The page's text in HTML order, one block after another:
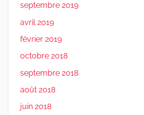
septembre 2019
avril 2019
février 2019
octobre 2018
septembre 2018
août 2018
juin 2018